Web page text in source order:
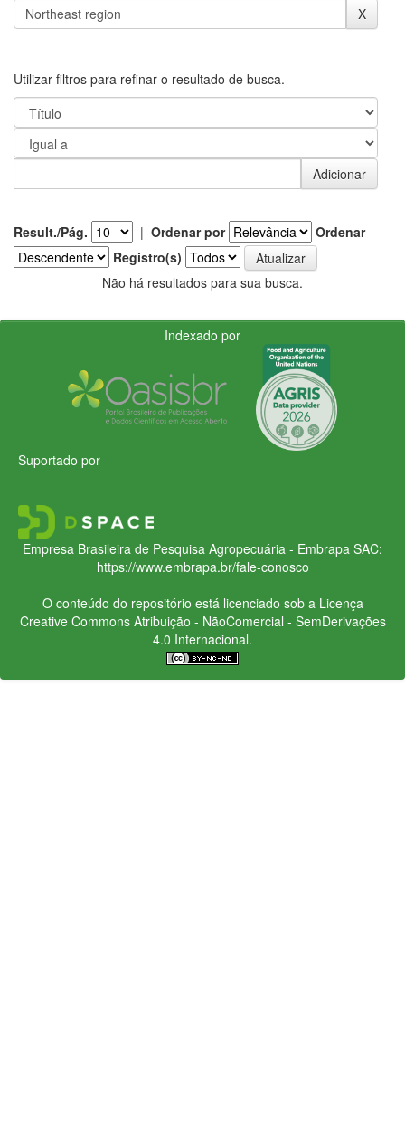
Utilizar filtros para refinar o resultado de busca.
Result./Pág. | Ordenar por
Ordenar
Registro(s)
Não há resultados para sua busca.
Indexado por
Suportado por
Empresa Brasileira de Pesquisa Agropecuária - Embrapa SAC:
https://www.embrapa.br/fale-conosco
O conteúdo do repositório está licenciado sob a Licença
Creative CommonsAtribuição - NãoComercial - SemDerivações
4.0 Internacional.